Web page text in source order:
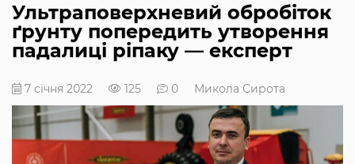
Ультраповерхневий обробіток
ґрунту попередить утворення
падалиці ріпаку — експерт
7 січня 2022 125 0 Микола Сирота